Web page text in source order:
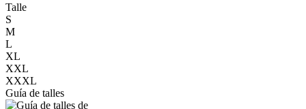
Talle
S
M
L
XL
XXL
XXXL
Guía de talles